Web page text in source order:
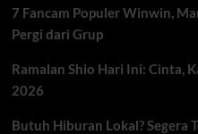
7 Fancam Populer Winwin,
Pergi dari Grup
Ramalan Shio Hari Ini: Cinta,
2026
Butuh Hiburan Lokal? Segera